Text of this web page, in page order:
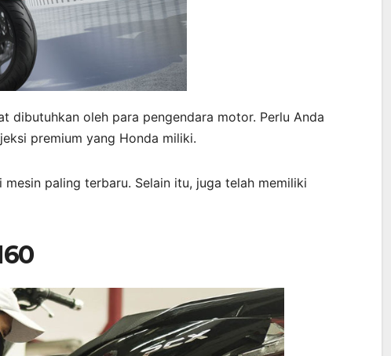
dibutuhkan oleh para pengendara motor. Perlu Anda
premium yang Honda miliki.
paling terbaru. Selain itu, juga telah memiliki